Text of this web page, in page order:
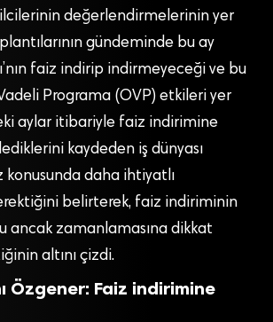
değerlendirmelerinin yer
gündeminde bu ay
faiz indirip indirmeyeceği ve bu
Programa (OVP) etkileri yer
aylar itibariyle faiz indirimine
kaydeden iş dünyası
daha ihtiyatlı
belirterek, faiz indiriminin
ancak zamanlamasına dikkat
altını çizdi.
Özgener: Faiz indirimine